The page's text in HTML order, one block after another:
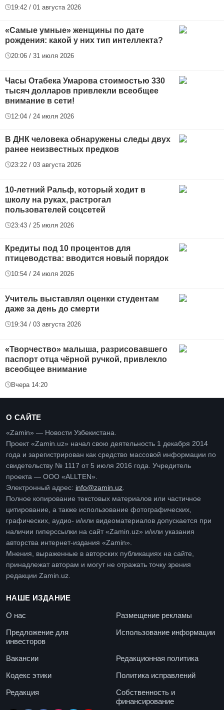
19:42 / 01 августа 2026
«Самые умные» женщины по дате
рождения: какой у них тип интеллекта?
20:06 / 31 июля 2026
Часы Отабека Умарова стоимостью 330
тысяч долларов привлекли всеобщее
внимание в сети!
12:04 / 24 июля 2026
В ДНК человека обнаружены следы двух
ранее неизвестных предков
23:22 / 03 августа 2026
10-летний Ральф, который ходит в
школу на руках, растрогал
пользователей соцсетей
23:43 / 25 июля 2026
Кредиты под 10 процентов для
птицеводства: вводится новый порядок
10:54 / 24 июля 2026
Учитель выставлял оценки студентам
даже за день до смерти
19:34 / 03 августа 2026
«Творчество» малыша, разрисовавшего
паспорт отца чёрной ручкой, привлекло
всеобщее внимание
Вчера 14:20
О САЙТЕ
«Zamin» — Новости Узбекистана.
Проект «Zamin.uz» начал свою деятельность 1 декабря 2014
года и зарегистрирован как средство массовой информации по
свидетельству № 1117 от 5 июля 2016 года. Учредитель
проекта — ООО «ALLTEN».
Электронный адрес: info@zamin.uz
Полное копирование текстовых материалов или частичное
цитирование, а также использование фотографических,
графических, аудио- и/или видеоматериалов допускается при
наличии гиперссылки на сайт «Zamin.uz» и/или указания
авторства интернет-издания «Zamin».
Мнения, выраженные в авторских публикациях на сайте,
принадлежат авторам и могут не отражать точку зрения
редакции Zamin.uz.
НАШЕ ИЗДАНИЕ
О нас
Размещение рекламы
Предложение для
инвесторов
Использование информации
Вакансии
Редакционная политика
Кодекс этики
Политика исправлений
Редакция
Собственность и
финансирование